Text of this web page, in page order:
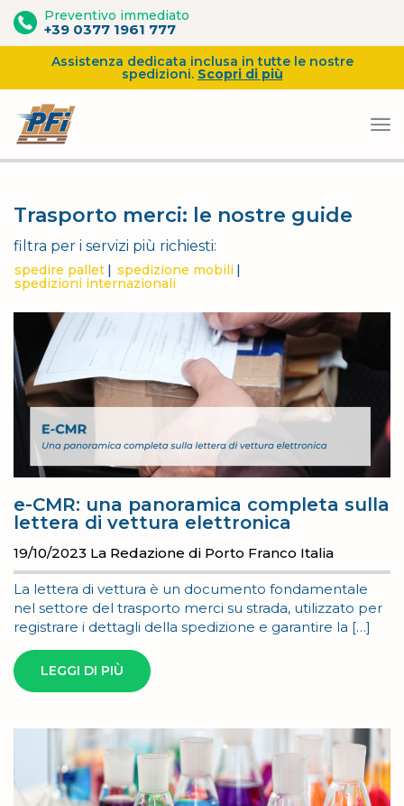
contenuto
Preventivo immediato
+39 0377 1961 777
Assistenza dedicata inclusa in tutte le nostre
spedizioni. Scopri di più
Trasporto merci: le nostre guide
filtra per i servizi più richiesti:
spedire pallet
spedizione mobili
spedizioni internazionali
e-CMR: una panoramica completa sulla
lettera di vettura elettronica
19/10/2023 La Redazione di Porto Franco Italia
La lettera di vettura è un documento fondamentale
nel settore del trasporto merci su strada, utilizzato per
registrare i dettagli della spedizione e garantire la […]
LEGGI DI PIÙ